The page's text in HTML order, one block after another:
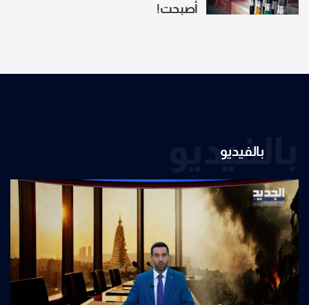
أصبحت!
بالفيديو
بالفيديو